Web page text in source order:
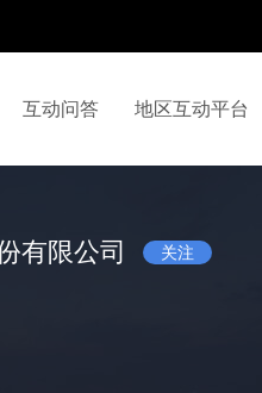
音号 快手号 喜马拉雅
互动问答 地区互动平台
有限公司 关注